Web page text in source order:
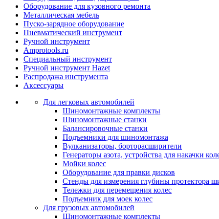
Оборудование для кузовного ремонта
Металлическая мебель
Пуско-зарядное оборудование
Пневматический инструмент
Ручной инструмент
Amprotools.ru
Специальный инструмент
Ручной инструмент Hazet
Распродажа инструмента
Аксессуары
Для легковых автомобилей
Шиномонтажные комплекты
Шиномонтажные станки
Балансировочные станки
Подъемники для шиномонтажа
Вулканизаторы, борторасширители
Генераторы азота, устройства для накачки
Мойки колес
Оборудование для правки дисков
Стенды для измерения глубины протектора
Тележки для перемещения колес
Подъемник для моек колеc
Для грузовых автомобилей
Шиномонтажные комплекты